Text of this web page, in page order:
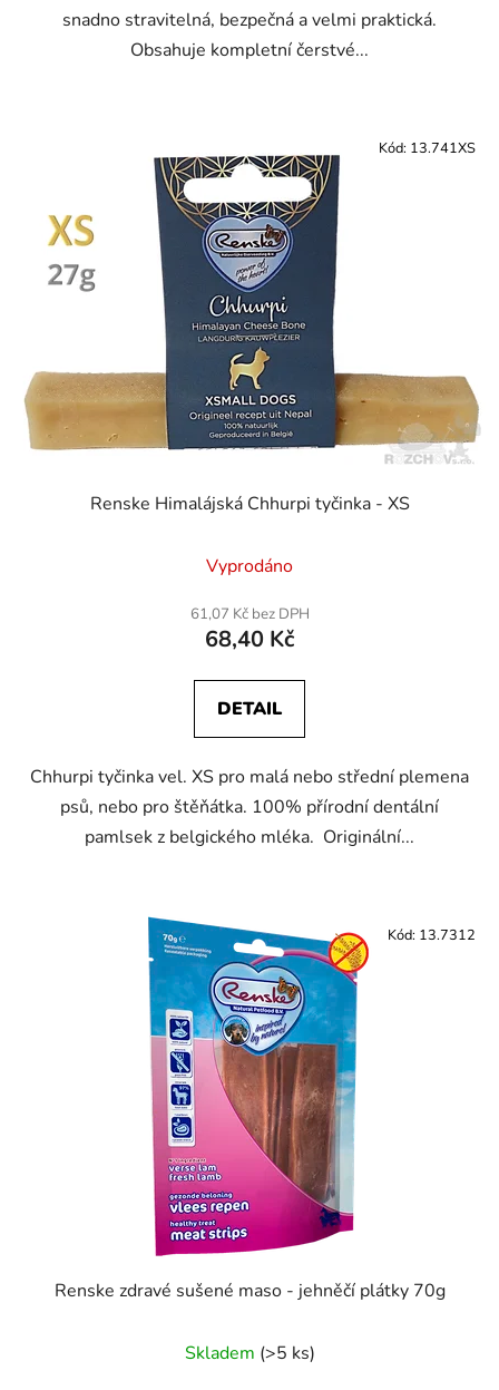
snadno stravitelná, bezpečná a velmi praktická.
Obsahuje kompletní čerstvé...
Renske Himalájská Chhurpi tyčinka - XS
Vyprodáno
61,07 Kč bez DPH
68,40 Kč
DETAIL
Chhurpi tyčinka vel. XS pro malá nebo střední plemena
psů, nebo pro štěňátka. 100% přírodní dentální
pamlsek z belgického mléka. Originální...
Kód: 13.741XS
Renske zdravé sušené maso - jehněčí plátky 70g
Skladem (>5 ks)
Kód: 13.7312